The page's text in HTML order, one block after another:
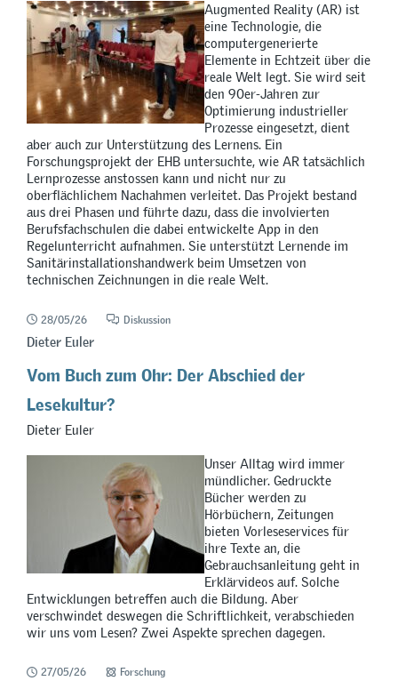
Augmented Reality (AR) ist
eine Technologie, die
computergenerierte
Elemente in Echtzeit über die
reale Welt legt. Sie wird seit
den 90er-Jahren zur
Optimierung industrieller
Prozesse eingesetzt, dient
aber auch zur Unterstützung des Lernens. Ein
Forschungsprojekt der EHB untersuchte, wie AR tatsächlich
Lernprozesse anstossen kann und nicht nur zu
oberflächlichem Nachahmen verleitet. Das Projekt bestand
aus drei Phasen und führte dazu, dass die involvierten
Berufsfachschulen die dabei entwickelte App in den
Regelunterricht aufnahmen. Sie unterstützt Lernende im
Sanitärinstallationshandwerk beim Umsetzen von
technischen Zeichnungen in die reale Welt.
28/05/26 Diskussion
Dieter Euler
Vom Buch zum Ohr: Der Abschied der
Lesekultur?
Dieter Euler
Unser Alltag wird immer
mündlicher. Gedruckte
Bücher werden zu
Hörbüchern, Zeitungen
bieten Vorleseservices für
ihre Texte an, die
Gebrauchsanleitung geht in
Erklärvideos auf. Solche
Entwicklungen betreffen auch die Bildung. Aber
verschwindet deswegen die Schriftlichkeit, verabschieden
wir uns vom Lesen? Zwei Aspekte sprechen dagegen.
27/05/26 Forschung